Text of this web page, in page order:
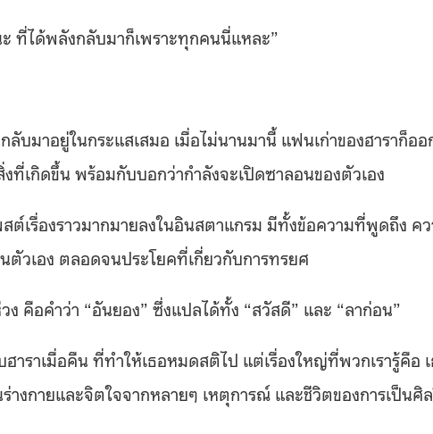
ที่ได้พลังกลับมาก็เพราะทุกคนนี่แหละ”
บมาอยู่ในกระแสเสมอ เมื่อไม่นานมานี้ แฟนเก่าของฮาราก็ออ
ที่เกิดขึ้น พร้อมกับบอกว่ากำลังจะเปิดซาลอนของตัวเอง
เรื่องราวมากมายลงในอินสตาแกรม มีทั้งข้อความที่พูดถึง ค
ตัวเอง ตลอดจนประโยคที่เกี่ยวกับการทรยศ
คือคำว่า “อันยอง” ซึ่งแปลได้ทั้ง “สวัสดี” และ “ลาก่อน”
ฮาราเมื่อคืน ที่ทำให้เธอหมดสติไป แต่เรื่องใหญ่ที่พวกเรารู้คือ
งกายและจิตใจจากหลายๆ เหตุการณ์ และชีวิตของการเป็นศิ